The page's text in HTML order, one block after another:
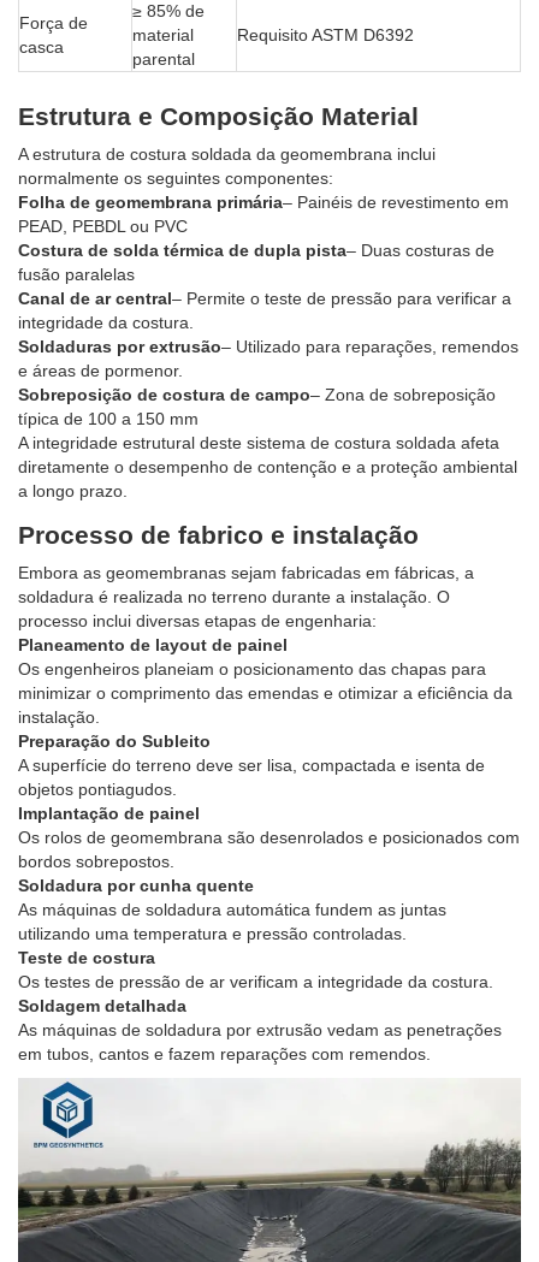
Força de
casca
≥ 85% de
material
parental
Requisito ASTM D6392
Estrutura e Composição Material
A estrutura de costura soldada da geomembrana inclui
normalmente os seguintes componentes:
Folha de geomembrana primária– Painéis de revestimento em
PEAD, PEBDL ou PVC
Costura de solda térmica de dupla pista– Duas costuras de
fusão paralelas
Canal de ar central– Permite o teste de pressão para verificar a
integridade da costura.
Soldaduras por extrusão– Utilizado para reparações, remendos
e áreas de pormenor.
Sobreposição de costura de campo– Zona de sobreposição
típica de 100 a 150 mm
A integridade estrutural deste sistema de costura soldada afeta
diretamente o desempenho de contenção e a proteção ambiental
a longo prazo.
Processo de fabrico e instalação
Embora as geomembranas sejam fabricadas em fábricas, a
soldadura é realizada no terreno durante a instalação. O
processo inclui diversas etapas de engenharia:
Planeamento de layout de painel
Os engenheiros planeiam o posicionamento das chapas para
minimizar o comprimento das emendas e otimizar a eficiência da
instalação.
Preparação do Subleito
A superfície do terreno deve ser lisa, compactada e isenta de
objetos pontiagudos.
Implantação de painel
Os rolos de geomembrana são desenrolados e posicionados com
bordos sobrepostos.
Soldadura por cunha quente
As máquinas de soldadura automática fundem as juntas
utilizando uma temperatura e pressão controladas.
Teste de costura
Os testes de pressão de ar verificam a integridade da costura.
Soldagem detalhada
As máquinas de soldadura por extrusão vedam as penetrações
em tubos, cantos e fazem reparações com remendos.